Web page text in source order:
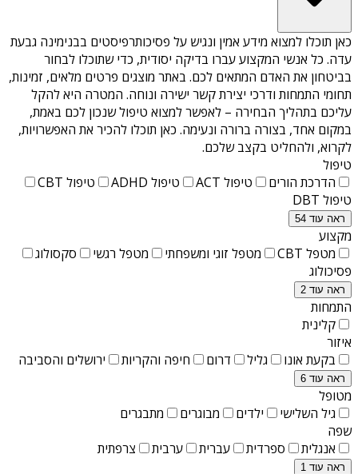
כאן תוכלו למצוא מידע אמין ונגיש על פסיכותרפיסטים בבנימינה גבעת
עדה. כל אנשי המקצוע עברו בדיקה יסודית, כדי שתוכלו לבחור
בביטחון את האדם המתאים לכם. באתר מוצגים פרטים מלאים, זמינות,
תחומי התמחות ודרכי יצירת קשר ישירה ונוחה. המטרה היא להקל
עליכם בתהליך הבחירה – לאפשר למצוא טיפול שנכון לכם באמת,
במקום אחד, בצורה ברורה ונעימה. כאן תוכלו להכיר את האפשרויות,
לקרוא, ולהחליט בקצב שלכם.
טיפול
הדרכת הורים
טיפול ACT טיפול ADHD
טיפול CBT
טיפול DBT
ראה עוד 54
מקצוע
מטפל CBT
מטפל זוגי ומשפחתי מטפל רגשי
סקסולוג
פסיכולוג
ראה עוד 2
התמחות
קלינית
איזור
בקעת אונו
גליל דרום חיפה והקריות ירושלים והסביבה
ראה עוד 6
מטופל
גיל השלישי
ילדים מבוגרים
מתבגרים
שפה
אנגלית
ספרדית עברית ערבית צרפתית
ראה עוד 1